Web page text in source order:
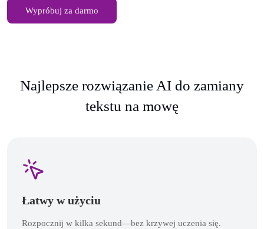
Wypróbuj za darmo
Najlepsze rozwiązanie AI do zamiany
tekstu na mowę
Łatwy w użyciu
Rozpocznij w kilka sekund—bez krzywej uczenia się.